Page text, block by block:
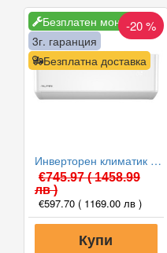
Безплатен монтаж
Безплатна доставка
3г. гаранция
-20 %
Инверторен климатик Alpin ASW-35PTT Pro, WIFI, 12000 BTU, Клас А++
€745.97( 1458.99
лв )
€597.70 ( 1169.00 лв )
Купи